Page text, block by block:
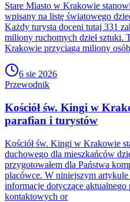
Stare Miasto w Krakowie
wpisany na listę światowego
Każdy turysta doceni tutaj 331
miliony ruchomych dzieł sztuki.
Krakowie przyciąga miliony
6 sie 2026
Przewodnik
Kościół św. Kingi w
parafian i turystów
Kościół św. Kingi w Krakowie
duchowego dla mieszkańców
przygotowałem dla Państwa
placówce. W niniejszym
informacje dotyczące
kontaktowych or